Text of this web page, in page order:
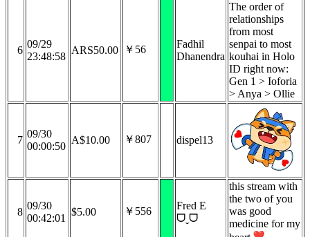
6
09/29
23:48:58
ARS50.00 ￥56
Fadhil
Dhanendra
The order of
relationships
from most
senpai to most
kouhai in Holo
ID right now:
Gen 1 > Ioforia
> Anya > Ollie
7
09/30
00:00:50
A$10.00 ￥807 dispel13
8
09/30
00:42:01
$5.00 ￥556
Fred E
ᗜˬᗜ
this stream with
the two of you
was good
medicine for my